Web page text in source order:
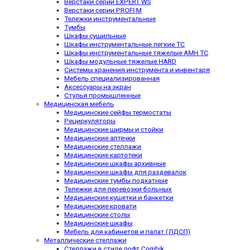
Верстаки серии PROFI M
Тележки инструментальные
Тумбы
Шкафы сушильные
Шкафы инструментальные легкие TC
Шкафы инструментальные тяжелые AMH TC
Шкафы модульные тяжелые HARD
Системы хранения инструмента и инвентаря
Мебель специализированная
Аксессуары на экран
Стулья промышленные
Медицинская мебель
Медицинские сейфы термостаты
Рециркуляторы
Медицинские ширмы и стойки
Медицинские аптечки
Медицинские стеллажи
Медицинские картотеки
Медицинские шкафы архивные
Медицинские шкафы для раздевалок
Медицинские тумбы подкатные
Тележки для перевозки больных
Медицинские кушетки и банкетки
Медицинские кровати
Медицинские столы
Медицинские шкафы
Мебель для кабинетов и палат (ЛДСП)
Металлические стеллажи